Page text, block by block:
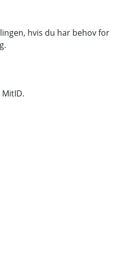
hvis du har behov for